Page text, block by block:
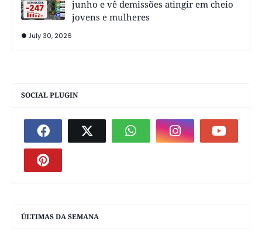
junho e vê demissões atingir em cheio
jovens e mulheres
July 30, 2026
SOCIAL PLUGIN
ÚLTIMAS DA SEMANA